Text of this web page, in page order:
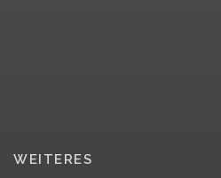
WEITERES